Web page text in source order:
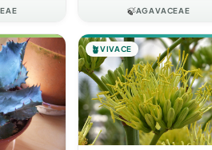
🍃AGAVACEAE
🪴VIVACE